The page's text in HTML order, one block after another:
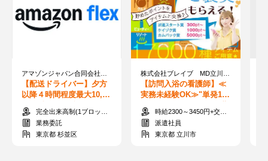
【配送ドライバー】夕方
以降４時間程度最大10,20
0円の報酬も可能!※ 単発
OK！週払いOK！
完全出来高制(1ブロック：6600円以上）
業務委託
東京都 杉並区
【訪問入浴の看護師】≪
実務未経験OK≫"単発1
日"⇒好きな日・曜日で勤
務★給与当日払い
時給2300～3450円+交通費全額
派遣社員
東京都 立川市